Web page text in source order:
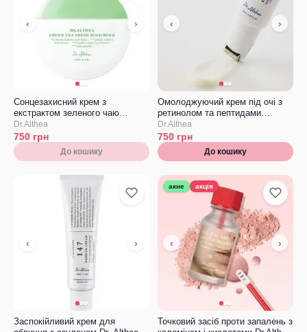
‹ ›
Сонцезахисний крем з
екстрактом зеленого чаю
Dr.Althea Green Tea Fresh
Sunscreen
Dr.Althea
750 грн
До кошику
‹ ›
Омолоджуючий крем під очі з
ретинолом та пептидами
Dr.Althea Retinol flat iron eye
roller
Dr.Althea
750 грн
До кошику
‹ ›
Заспокійливий крем для
акне акція
‹ ›
Точковий засіб проти запалень з